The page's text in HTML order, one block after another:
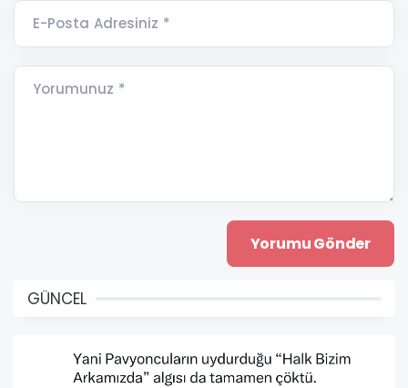
E-Posta Adresiniz *
Yorumunuz *
GÜNCEL